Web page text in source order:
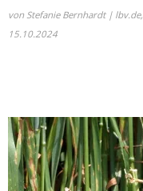
von Stefanie Bernhardt | lbv.de,
15.10.2024